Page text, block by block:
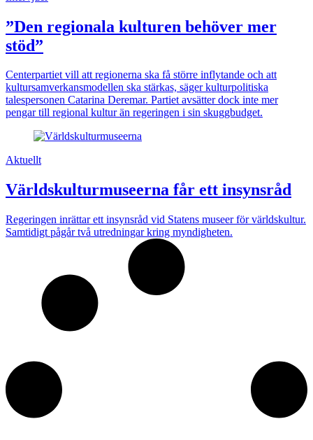
”Den regionala kulturen behöver mer
stöd”
Centerpartiet vill att regionerna ska få större inflytande och att
kultursamverkansmodellen ska stärkas, säger kulturpolitiska
talespersonen Catarina Deremar. Partiet avsätter dock inte mer
pengar till regional kultur än regeringen i sin skuggbudget.
Aktuellt
Världskulturmuseerna får ett insynsråd
Regeringen inrättar ett insynsråd vid Statens museer för världskultur.
Samtidigt pågår två utredningar kring myndigheten.